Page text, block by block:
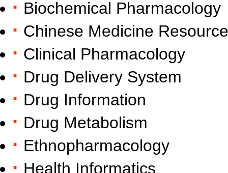
· Biochemical Pharmacology
· Chinese Medicine
· Clinical Pharmacology
· Drug Delivery System
· Drug Information
· Drug Metabolism
· Ethnopharmacology
· Health Informatics